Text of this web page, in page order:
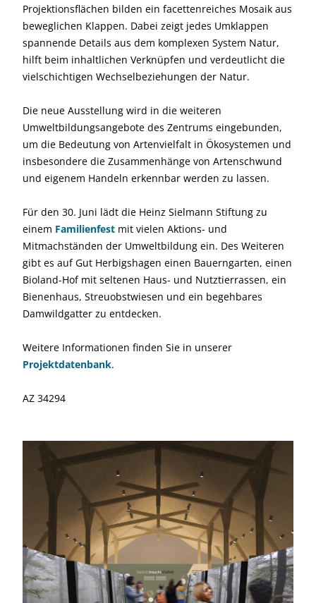
Projektionsflächen bilden ein facettenreiches Mosaik aus
beweglichen Klappen. Dabei zeigt jedes Umklappen
spannende Details aus dem komplexen System Natur,
hilft beim inhaltlichen Verknüpfen und verdeutlicht die
vielschichtigen Wechselbeziehungen der Natur.
Die neue Ausstellung wird in die weiteren
Umweltbildungsangebote des Zentrums eingebunden,
um die Bedeutung von Artenvielfalt in Ökosystemen und
insbesondere die Zusammenhänge von Artenschwund
und eigenem Handeln erkennbar werden zu lassen.
Für den 30. Juni lädt die Heinz Sielmann Stiftung zu
einem Familienfest mit vielen Aktions- und
Mitmachständen der Umweltbildung ein. Des Weiteren
gibt es auf Gut Herbigshagen einen Bauerngarten, einen
Bioland-Hof mit seltenen Haus- und Nutztierrassen, ein
Bienenhaus, Streuobstwiesen und ein begehbares
Damwildgatter zu entdecken.
Weitere Informationen finden Sie in unserer
Projektdatenbank.
AZ 34294